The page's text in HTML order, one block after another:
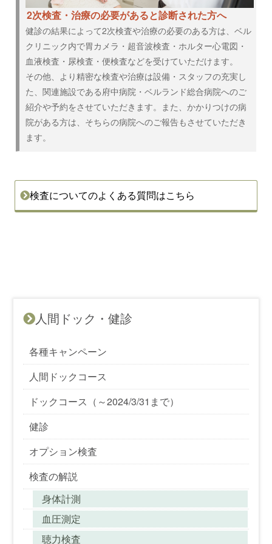
2次検査・治療の必要があると診断された方へ
健診の結果によって2次検査や治療の必要のある方は、ベル
クリニック内で胃カメラ・超音波検査・ホルター心電図・
血液検査・尿検査・便検査などを受けていただけます。
その他、より精密な検査や治療は設備・スタッフの充実し
た、関連施設である府中病院・ベルランド総合病院へのご
紹介や予約をさせていただきます。また、かかりつけの病
院がある方は、そちらの病院へのご報告もさせていただき
ます。
検査についてのよくある質問はこちら
人間ドック・健診
各種キャンペーン
人間ドックコース
ドックコース（～2024/3/31まで）
健診
オプション検査
検査の解説
身体計測
血圧測定
聴力検査